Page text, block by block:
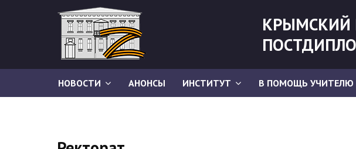
КРЫМСКИЙ
НОВОСТИ АНОНСЫ ИНСТИТУТ В ПОМОЩЬ УЧИТЕЛЮ